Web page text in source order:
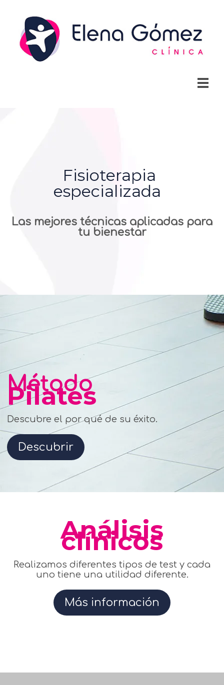
Fisioterapia
especializada
Las mejores técnicas aplicadas para
tu bienestar
Método
Pilates
Descubre el por qué de su éxito.
Descubrir
Análisis
clínicos
Realizamos diferentes tipos de test y cada
uno tiene una utilidad diferente.
Más información